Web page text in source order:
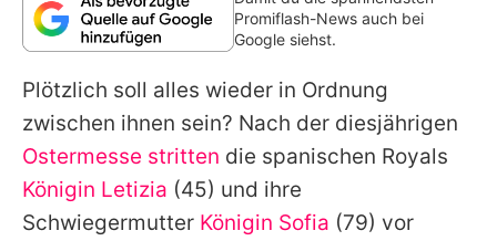
Team
Redaktionelle Richtlinien
Impressum
Datenschutzerklärung
Nutzungsbedingungen
Promiflash-News auch bei
Google siehst.
Plötzlich soll alles wieder in Ordnung
zwischen ihnen sein? Nach der diesjährigen
Ostermesse stritten die spanischen Royals
Königin Letizia (45) und ihre
Schwiegermutter Königin Sofia (79) vor